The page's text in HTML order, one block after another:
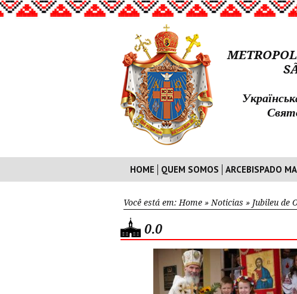
HOME QUEM SOMOS ARCEBISPADO
Você está em: Home » Noticias » Jubileu de
0.0